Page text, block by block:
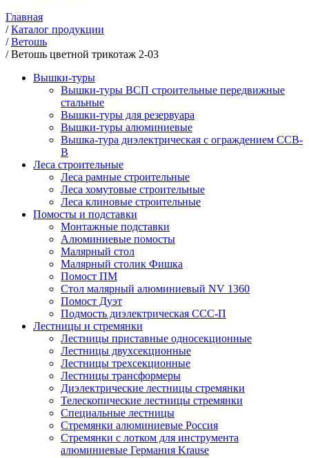
Главная
/Каталог продукции
/Ветошь
/Ветошь цветной трикотаж 2-03
Вышки-туры
Вышки-туры ВСП строительные передвижные
стальные
Вышки-туры для резервуара
Вышки-туры алюминиевые
Вышка-тура диэлектрическая с ограждением ССВ-
В
Леса строительные
Леса рамные строительные
Леса хомутовые строительные
Леса клиновые строительные
Помосты и подставки
Монтажные подставки
Алюминиевые помосты
Малярный стол
Малярный столик Фишка
Помост ПМ
Стол малярный алюминиевый NV 1360
Помост Дуэт
Подмость диэлектрическая ССС-П
Лестницы и стремянки
Лестницы приставные односекционные
Лестницы двухсекционные
Лестницы трехсекционные
Лестницы трансформеры
Диэлектрические лестницы стремянки
Телескопические лестницы стремянки
Специальные лестницы
Стремянки алюминиевые Россия
Стремянки c лотком для инструмента
алюминиевые Германия Krause